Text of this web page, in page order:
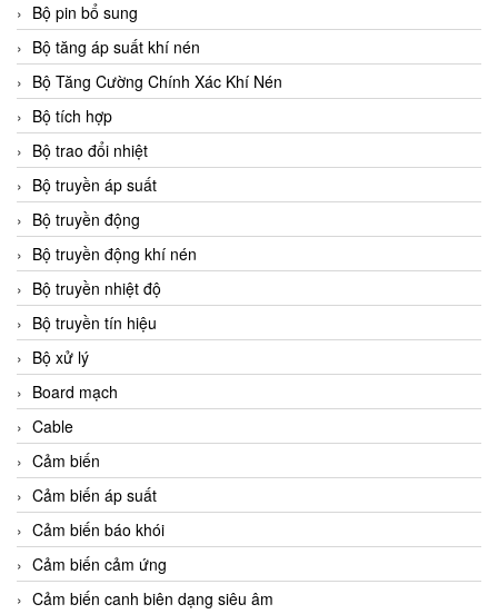
Bộ pin bổ sung
Bộ tăng áp suất khí nén
Bộ Tăng Cường Chính Xác Khí Nén
Bộ tích hợp
Bộ trao đổi nhiệt
Bộ truyền áp suất
Bộ truyền động
Bộ truyền động khí nén
Bộ truyền nhiệt độ
Bộ truyền tín hiệu
Bộ xử lý
Board mạch
Cable
Cảm biến
Cảm biến áp suất
Cảm biến báo khói
Cảm biến cảm ứng
Cảm biến canh biên dạng siêu âm